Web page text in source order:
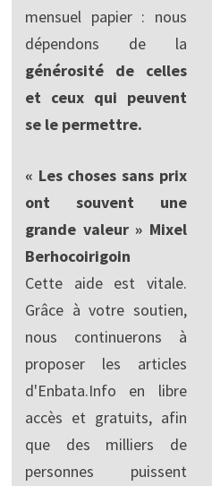
mensuel papier : nous
dépendons de la
générosité de celles
et ceux qui peuvent
se le permettre.
« Les choses sans prix
ont souvent une
grande valeur » Mixel
Berhocoirigoin
Cette aide est vitale.
Grâce à votre soutien,
nous continuerons à
proposer les articles
d'Enbata.Info en libre
accès et gratuits, afin
que des milliers de
personnes puissent